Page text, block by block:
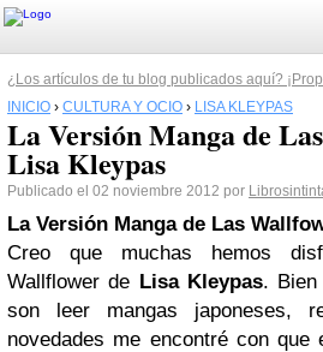
¿Los artículos de tu blog publicados aquí?
INICIO › CULTURA Y OCIO › LISA KLEYPAS
La Versión Manga de
Lisa Kleypas
Publicado el 02 noviembre 2012 por
La Versión Manga de Las
Creo que muchas hemos
Wallflower de Lisa Kleypas. Bien
son leer mangas japoneses,
novedades me encontré con que